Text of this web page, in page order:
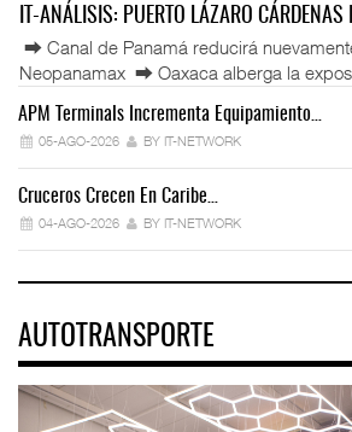
IT-ANÁLISIS: PUERTO LÁZARO
⮕ Canal de Panamá reducirá
Neopanamax ⮕ Oaxaca alberga la
APM Terminals Incrementa Equipamiento…
05-AGO-2026 BY IT-NETWORK
Cruceros Crecen En Caribe…
04-AGO-2026 BY IT-NETWORK
AUTOTRANSPORTE